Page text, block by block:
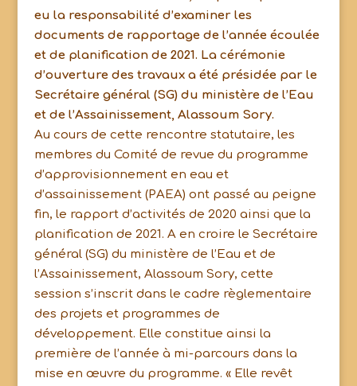
eu la responsabilité d’examiner les
documents de rapportage de l’année écoulée
et de planification de 2021. La cérémonie
d’ouverture des travaux a été présidée par le
Secrétaire général (SG) du ministère de l’Eau
et de l’Assainissement, Alassoum Sory.
Au cours de cette rencontre statutaire, les
membres du Comité de revue du programme
d’approvisionnement en eau et
d’assainissement (PAEA) ont passé au peigne
fin, le rapport d’activités de 2020 ainsi que la
planification de 2021. A en croire le Secrétaire
général (SG) du ministère de l’Eau et de
l’Assainissement, Alassoum Sory, cette
session s’inscrit dans le cadre règlementaire
des projets et programmes de
développement. Elle constitue ainsi la
première de l’année à mi-parcours dans la
mise en œuvre du programme. « Elle revêt